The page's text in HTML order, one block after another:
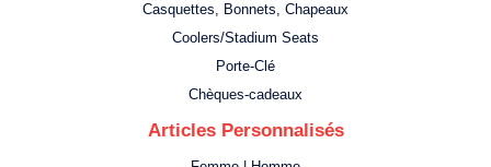
Casquettes, Bonnets, Chapeaux
Coolers/Stadium Seats
Porte-Clé
Chèques-cadeaux
Articles Personnalisés